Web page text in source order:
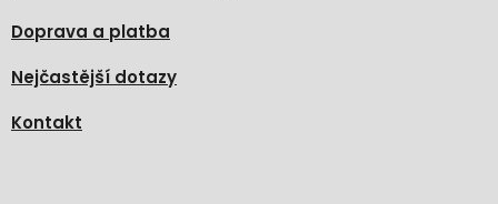
Doprava a platba
Nejčastější dotazy
Kontakt